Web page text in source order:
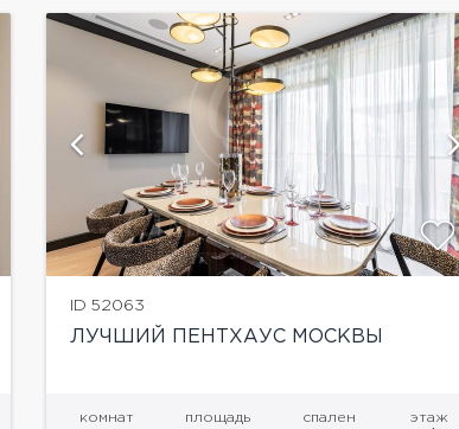
ID 52063
ЛУЧШИЙ ПЕНТХАУС МОСКВЫ
комнат площадь спален этаж
показать ещё 26 фотографий